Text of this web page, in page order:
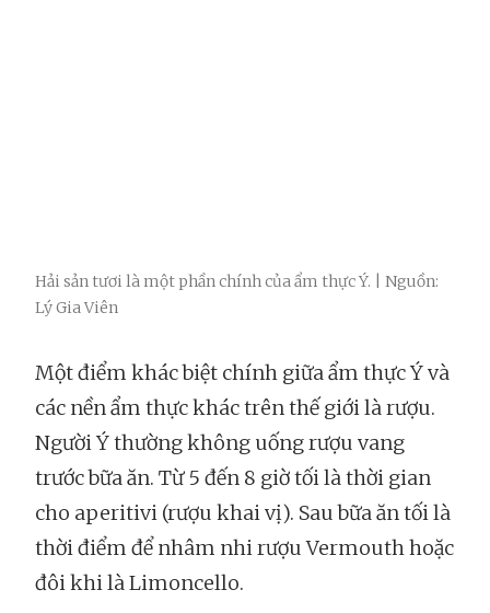
Hải sản tươi là một phần chính của ẩm thực Ý. | Nguồn:
Lý Gia Viên
Một điểm khác biệt chính giữa ẩm thực Ý và
các nền ẩm thực khác trên thế giới là rượu.
Người Ý thường không uống rượu vang
trước bữa ăn. Từ 5 đến 8 giờ tối là thời gian
cho aperitivi (rượu khai vị). Sau bữa ăn tối là
thời điểm để nhâm nhi rượu Vermouth hoặc
đôi khi là Limoncello.